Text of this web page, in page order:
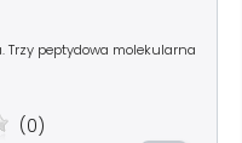
Trzy peptydowa molekularna
(0)